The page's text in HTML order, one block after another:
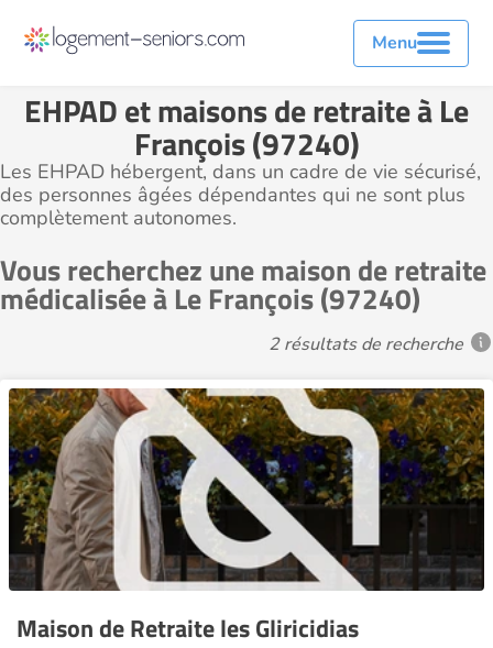
Menu
EHPAD et maisons de retraite à Le
François (97240)
Les EHPAD hébergent, dans un cadre de vie sécurisé,
des personnes âgées dépendantes qui ne sont plus
complètement autonomes.
Vous recherchez une maison de retraite
médicalisée à Le François (97240)
2 résultats de recherche
Maison de Retraite les Gliricidias